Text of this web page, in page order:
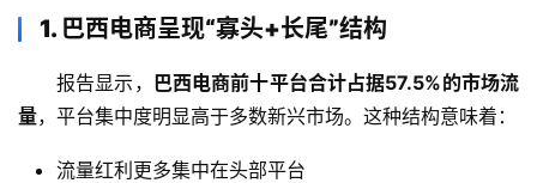
1. 巴西电商呈现“寡头+长尾”结构
报告显示， 巴西电商前十平台合计占据57.5%的市场流
量，平台集中度明显高于多数新兴市场。这种结构意味着：
流量红利更多集中在头部平台